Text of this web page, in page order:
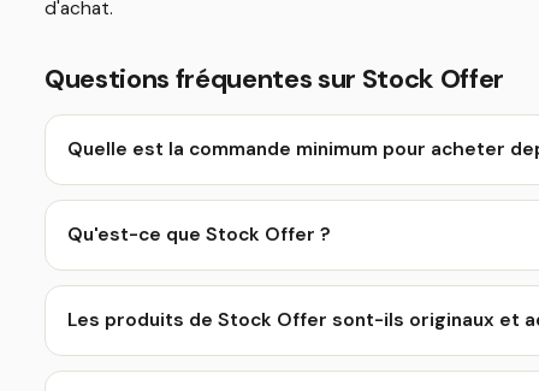
d'achat.
Questions fréquentes sur Stock Offer
Quelle est la commande minimum pour acheter
Qu'est-ce que Stock Offer ?
Les produits de Stock Offer sont-ils originaux et